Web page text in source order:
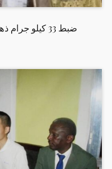
ضبط 33 كيلو جرام ذهب خام مهرب بولاية نهر النيل